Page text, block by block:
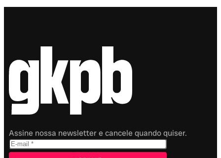
Assine nossa newsletter e cancele quando quiser.